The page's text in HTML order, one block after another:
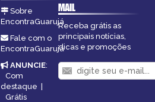
Sobre
EncontraGuarujá
Fale com o
EncontraGuarujá
ANUNCIE:
Com
destaque |
Grátis
MAIL
Receba grátis as
principais notícias,
dicas e promoções